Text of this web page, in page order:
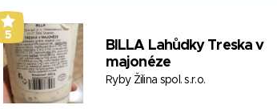
5
BILLA Lahůdky Treska v
majonéze
Ryby Žilina spol. s.r.o.